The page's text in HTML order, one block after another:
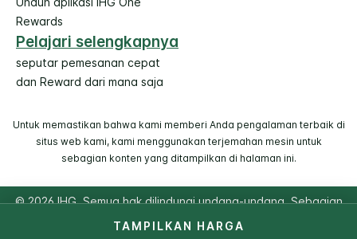
TAMPILKAN HARGA
Rewards
Pelajari selengkapnya
seputar pemesanan cepat
dan Reward dari mana saja
Untuk memastikan bahwa kami memberi Anda pengalaman terbaik di
situs web kami, kami menggunakan terjemahan mesin untuk
sebagian konten yang ditampilkan di halaman ini.
© 2026 IHG. Semua hak dilindungi undang-undang. Sebagian